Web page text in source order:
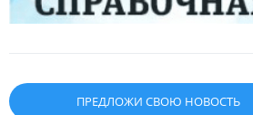
ПРЕДЛОЖИ СВОЮ НОВОСТЬ